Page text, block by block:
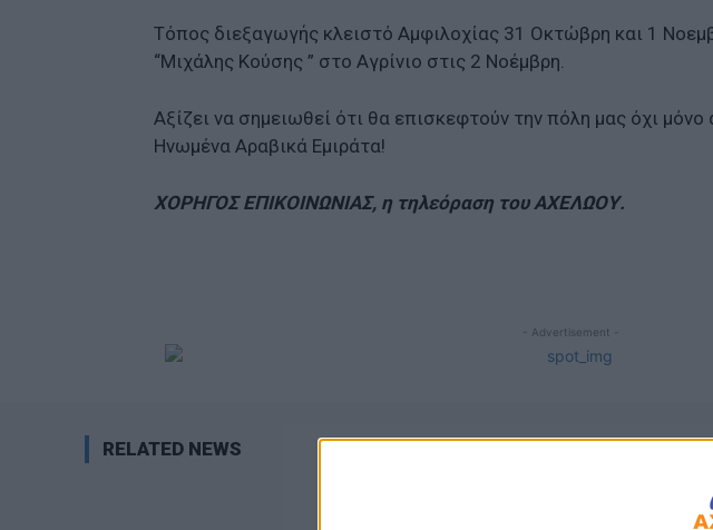
Τόπος διεξαγωγής κλειστό Αμφιλοχίας 31 Οκτώβρη και 1
“Μιχάλης Κούσης ” στο Αγρίνιο στις 2 Νοέμβρη.
Αξίζει να σημειωθεί ότι θα επισκεφτούν την πόλη μας όχι
Ηνωμένα Αραβικά Εμιράτα!
ΧΟΡΗΓΟΣ ΕΠΙΚΟΙΝΩΝΙΑΣ, η τηλεόραση του ΑΧΕΛΩΟΥ.
- Advertisement -
RELATED NEWS